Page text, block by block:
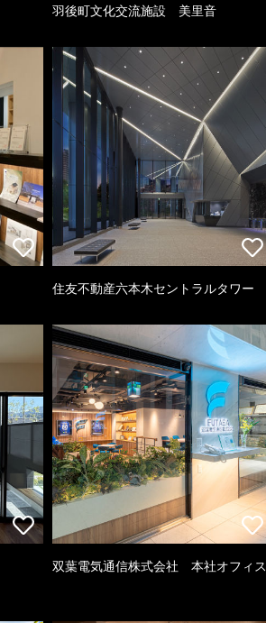
羽後町文化交流施設 美里音
住友不動産六本木セントラルタワー
双葉電気通信株式会社 本社オフィス